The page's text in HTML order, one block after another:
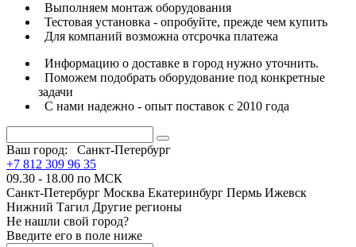
Выполняем монтаж оборудования
Тестовая установка - опробуйте, прежде чем купить
Для компаний возможна отсрочка платежа
Информацию о доставке в город нужно уточнить.
Поможем подобрать оборудование под конкретные
задачи
С нами надежно - опыт поставок с 2010 года
Ваш город:
Санкт-Петербург
+7 812 309 96 35
09.30 - 18.00 по МСК
Санкт-Петербург Москва Екатеринбург Пермь Ижевск
Нижний Тагил Другие регионы
Не нашли свой город?
Введите его в поле ниже